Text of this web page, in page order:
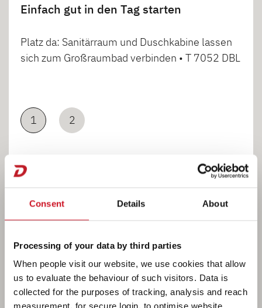
Consent Details About
Processing of your data by third parties
When people visit our website, we use cookies that allow
us to evaluate the behaviour of such visitors. Data is
collected for the purposes of tracking, analysis and reach
measurement, for secure login, to optimise website
Einfach gut in den Tag starten
Platz da: Sanitärraum und Duschkabine lassen
sich zum Großraumbad verbinden • T 7052 DBL
1 2